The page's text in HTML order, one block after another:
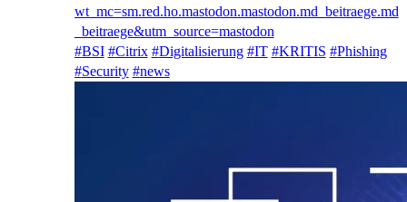
wt_mc=sm.red.ho.mastodon.mastodon.md_beitraege.md
_beitraege&utm_source=mastodon
#BSI #Citrix #Digitalisierung #IT #KRITIS #Phishing
#Security #news